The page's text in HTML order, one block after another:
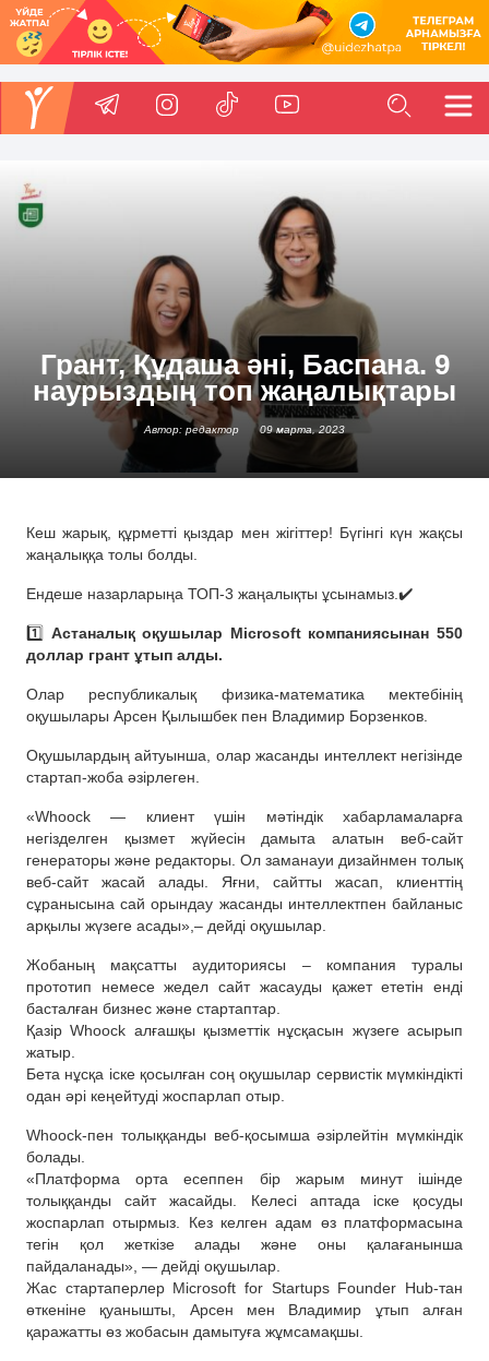
Грант, Құдаша әні, Баспана. 9
наурыздың топ жаңалықтары
Автор: редактор 09 марта, 2023
Кеш жарық, құрметті қыздар мен жігіттер! Бүгінгі күн жақсы
жаңалыққа толы болды.
Ендеше назарларыңа ТОП-3 жаңалықты ұсынамыз.✔️
1️⃣ Астаналық оқушылар Microsoft компаниясынан 550
доллар грант ұтып алды.
Олар республикалық физика-математика мектебінің
оқушылары Арсен Қылышбек пен Владимир Борзенков.
Оқушылардың айтуынша, олар жасанды интеллект негізінде
стартап-жоба әзірлеген.
«Whoock — клиент үшін мәтіндік хабарламаларға
негізделген қызмет жүйесін дамыта алатын веб-сайт
генераторы және редакторы. Ол заманауи дизайнмен толық
веб-сайт жасай алады. Яғни, сайтты жасап, клиенттің
сұранысына сай орындау жасанды интеллектпен байланыс
арқылы жүзеге асады»,– дейді оқушылар.
Жобаның мақсатты аудиториясы – компания туралы
прототип немесе жедел сайт жасауды қажет ететін енді
басталған бизнес және стартаптар.
Қазір Whoock алғашқы қызметтік нұсқасын жүзеге асырып
жатыр.
Бета нұсқа іске қосылған соң оқушылар сервистік мүмкіндікті
одан әрі кеңейтуді жоспарлап отыр.
Whoock-пен толыққанды веб-қосымша әзірлейтін мүмкіндік
болады.
«Платформа орта есеппен бір жарым минут ішінде
толыққанды сайт жасайды. Келесі аптада іске қосуды
жоспарлап отырмыз. Кез келген адам өз платформасына
тегін қол жеткізе алады және оны қалағанынша
пайдаланады», — дейді оқушылар.
Жас стартаперлер Microsoft for Startups Founder Hub-тан
өткеніне қуанышты, Арсен мен Владимир ұтып алған
қаражатты өз жобасын дамытуға жұмсамақшы.